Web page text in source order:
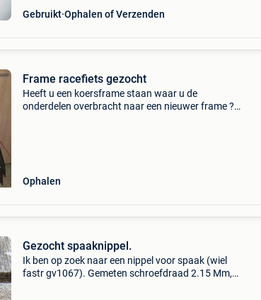
Gebruikt Ophalen of Verzenden
Frame racefiets gezocht
Heeft u een koersframe staan waar u de
onderdelen overbracht naar een nieuwer frame ?
Ophalen
Gezocht spaaknippel.
Ik ben op zoek naar een nippel voor spaak (wiel
fastr gv1067). Gemeten schroefdraad 2.15 Mm,